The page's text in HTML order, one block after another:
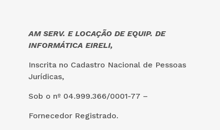
AM SERV. E LOCAÇÃO DE EQUIP. DE
INFORMÁTICA EIRELI,
Inscrita no Cadastro Nacional de Pessoas
Jurídicas,
Sob o nº 04.999.366/0001-77 –
Fornecedor Registrado.